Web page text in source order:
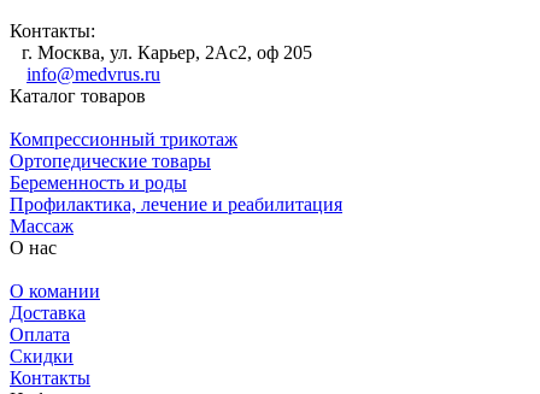
Контакты:
г. Москва, ул. Карьер, 2Ас2, оф 205
info@medvrus.ru
Каталог товаров
Компрессионный трикотаж
Ортопедические товары
Беременность и роды
Профилактика, лечение и реабилитация
Массаж
О нас
О комании
Доставка
Оплата
Скидки
Контакты